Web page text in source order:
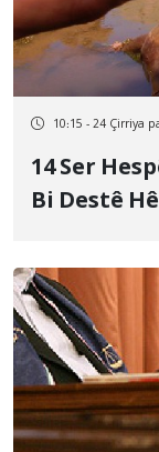
10:15 - 24 Çirriya
14 Ser
Bi Destê